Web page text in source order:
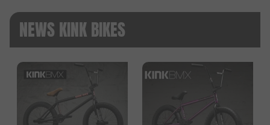
NEWS KINK BIKES